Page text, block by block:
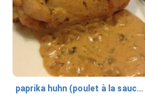
paprika huhn (poulet à la sauce paprika).